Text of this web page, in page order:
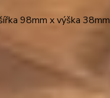
98mm x výška 38mm